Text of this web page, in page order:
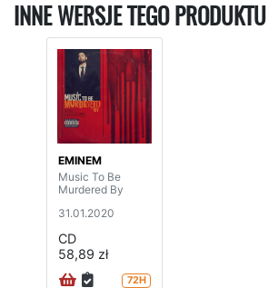
INNE WERSJE TEGO PRODUKTU
EMINEM
Music To Be
Murdered By
31.01.2020
CD
58,89 zł
72H